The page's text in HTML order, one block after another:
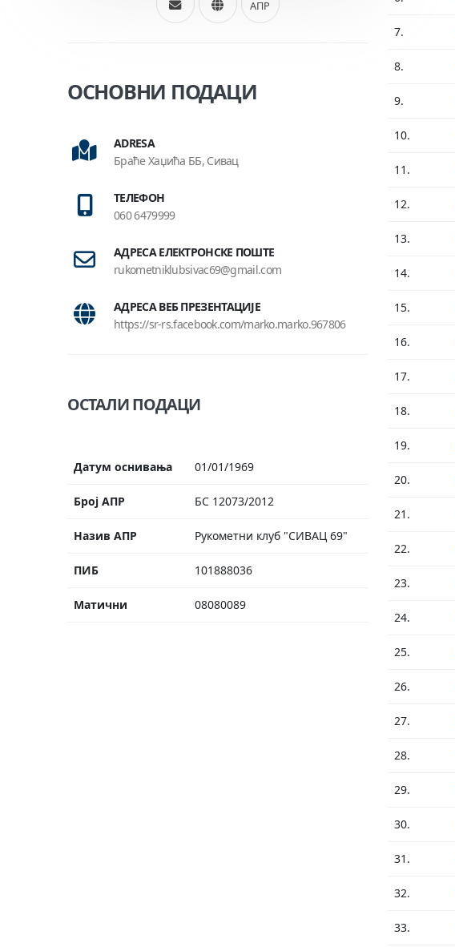
АПР
ОСНОВНИ ПОДАЦИ
ADRESA
Браће Хаџића ББ, Сивац
ТЕЛЕФОН
060 6479999
АДРЕСА ЕЛЕКТРОНСКЕ ПОШТЕ
rukometniklubsivac69@gmail.com
АДРЕСА ВЕБ ПРЕЗЕНТАЦИЈЕ
https://sr-rs.facebook.com/marko.marko.967806
ОСТАЛИ ПОДАЦИ
Датум оснивања 01/01/1969
Број АПР БС 12073/2012
Назив АПР Рукометни клуб "СИВАЦ 69"
ПИБ 101888036
Матични 08080089
7.
8.
9.
10.
11.
12.
13.
14.
15.
16.
17.
18.
19.
20.
21.
22.
23.
24.
25.
26.
27.
28.
29.
30.
31.
32.
33.